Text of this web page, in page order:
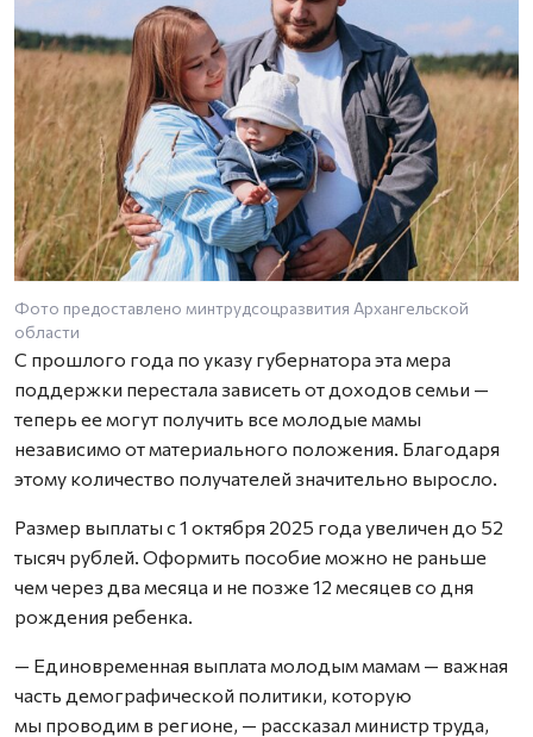
Фото предоставлено минтрудсоцразвития Архангельской
области
С прошлого года по указу губернатора эта мера
поддержки перестала зависеть от доходов семьи —
теперь ее могут получить все молодые мамы
независимо от материального положения. Благодаря
этому количество получателей значительно выросло.
Размер выплаты с 1 октября 2025 года увеличен до 52
тысяч рублей. Оформить пособие можно не раньше
чем через два месяца и не позже 12 месяцев со дня
рождения ребенка.
— Единовременная выплата молодым мамам — важная
часть демографической политики, которую
мы проводим в регионе, — рассказал министр труда,